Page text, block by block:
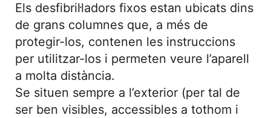
Els desfibril·ladors fixos estan ubicats dins
de grans columnes que, a més de
protegir-los, contenen les instruccions
per utilitzar-los i permeten veure l’aparell
a molta distància.
Se situen sempre a l’exterior (per tal de
ser ben visibles, accessibles a tothom i